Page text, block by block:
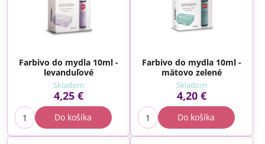
Farbivo do mydla 10ml -
levanduľové
Skladom
4,25 €
Do košíka
Farbivo do mydla 10ml -
mätovo zelené
Skladom
4,20 €
Do košíka